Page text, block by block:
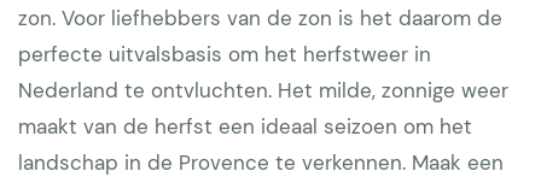
zon. Voor liefhebbers van de zon is het daarom de
perfecte uitvalsbasis om het herfstweer in
Nederland te ontvluchten. Het milde, zonnige weer
maakt van de herfst een ideaal seizoen om het
landschap in de Provence te verkennen. Maak een